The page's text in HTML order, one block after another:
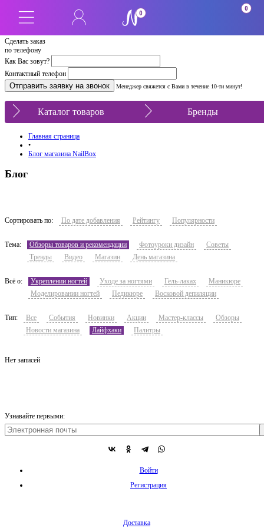
Сделать заказ
по телефону
Как Вас зовут?
Контактный телефон
Менеджер свяжется с Вами в течение 10-ти минут!
0
0
Каталог товаров Бренды
Главная страница
•
Блог магазина NailBox
Блог
Сортировать по: По дате добавления Рейтингу Популярности
Тема: Обзоры товаров и рекомендации Фотоуроки дизайн
Советы
Тренды
Видео Магазин День магазина
Всё о: Укреплении ногтей Уходе за ногтями Гель-лаках
Маникюре
Моделировании ногтей
Педикюре Восковой депиляции
Тип: Все События Новинки Акции Мастер-классы
Обзоры
Новости магазина
Лайфхаки Палитры
Нет записей
Узнавайте первыми:
Войти
Регистрация
Доставка